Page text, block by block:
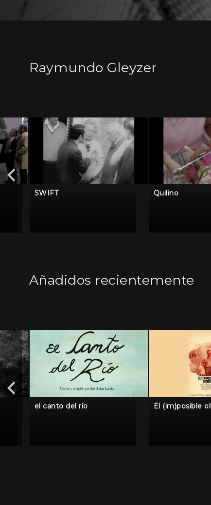
Raymundo Gleyzer
SWIFT Quilino
Añadidos recientemente
el canto del río El (im)posible